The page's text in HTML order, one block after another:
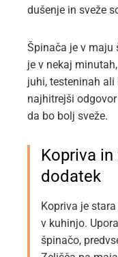
dušenje in sveže
Špinača je v maju
je v nekaj
juhi, testeninah
najhitrejši
da bo bolj sveže.
Kopriva
dodatek
Kopriva je
v kuhinjo.
špinačo,